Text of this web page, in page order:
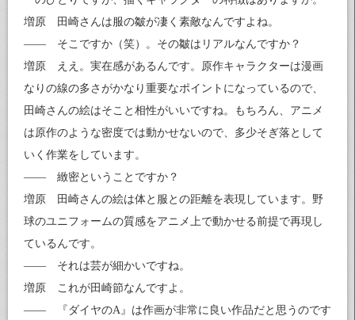
増原 田崎さんは服の皺が凄く素敵なんですよね。
—— そこですか（笑）。その皺はリアルなんですか？
増原 ええ。実在感があるんです。原作キャラクターは漫画
なりの線の多さがかなり重要なポイントになっているので、
田崎さんの絵はそこと相性がいいですね。もちろん、アニメ
は原作のような密度では動かせないので、多少そぎ落として
いく作業をしています。
—— 緻密ということですか？
増原 田崎さんの絵は体と服との距離を表現しています。野
球のユニフォームの質感をアニメ上で動かせる前提で再現し
ているんです。
—— それは芸が細かいですね。
増原 これが田崎節なんですよ。
—— 『ダイヤのA』は作画が非常に良い作品だと思うのです